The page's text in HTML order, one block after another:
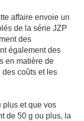
affaire envoie un
de la série JZP
des
également des
en matière de
des coûts et les
plus et que vos
de 50 g ou plus, la